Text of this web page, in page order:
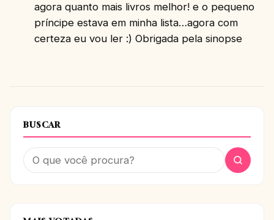
agora quanto mais livros melhor! e o pequeno
príncipe estava em minha lista…agora com
certeza eu vou ler :) Obrigada pela sinopse
BUSCAR